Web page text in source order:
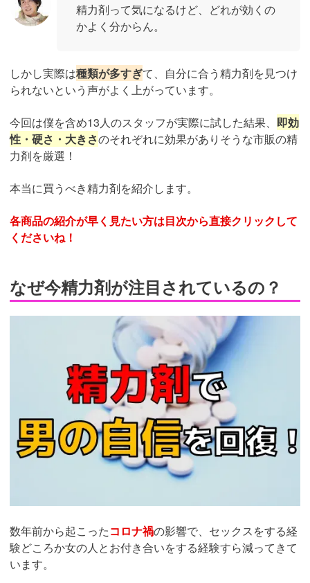
精力剤って気になるけど、どれが効くの
かよく分からん。
しかし実際は種類が多すぎて、自分に合う精力剤を見つけ
られないという声がよく上がっています。
今回は僕を含め13人のスタッフが実際に試した結果、 即効
性・硬さ・大きさのそれぞれに効果がありそうな市販の精
力剤を厳選！
本当に買うべき精力剤を紹介します。
各商品の紹介が早く見たい方は目次から直接クリックして
くださいね！
なぜ今精力剤が注目されているの？
数年前から起こったコロナ禍の影響で、セックスをする経
験どころか女の人とお付き合いをする経験すら減ってきて
います。